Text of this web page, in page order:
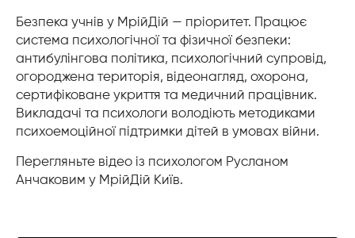
Безпека учнів у МрійДій — пріоритет. Працює
система психологічної та фізичної безпеки:
антибулінгова політика, психологічний супровід,
огороджена територія, відеонагляд, охорона,
сертифіковане укриття та медичний працівник.
Викладачі та психологи володіють методиками
психоемоційної підтримки дітей в умовах війни.
Перегляньте відео із психологом Русланом
Анчаковим у МрійДій Київ.